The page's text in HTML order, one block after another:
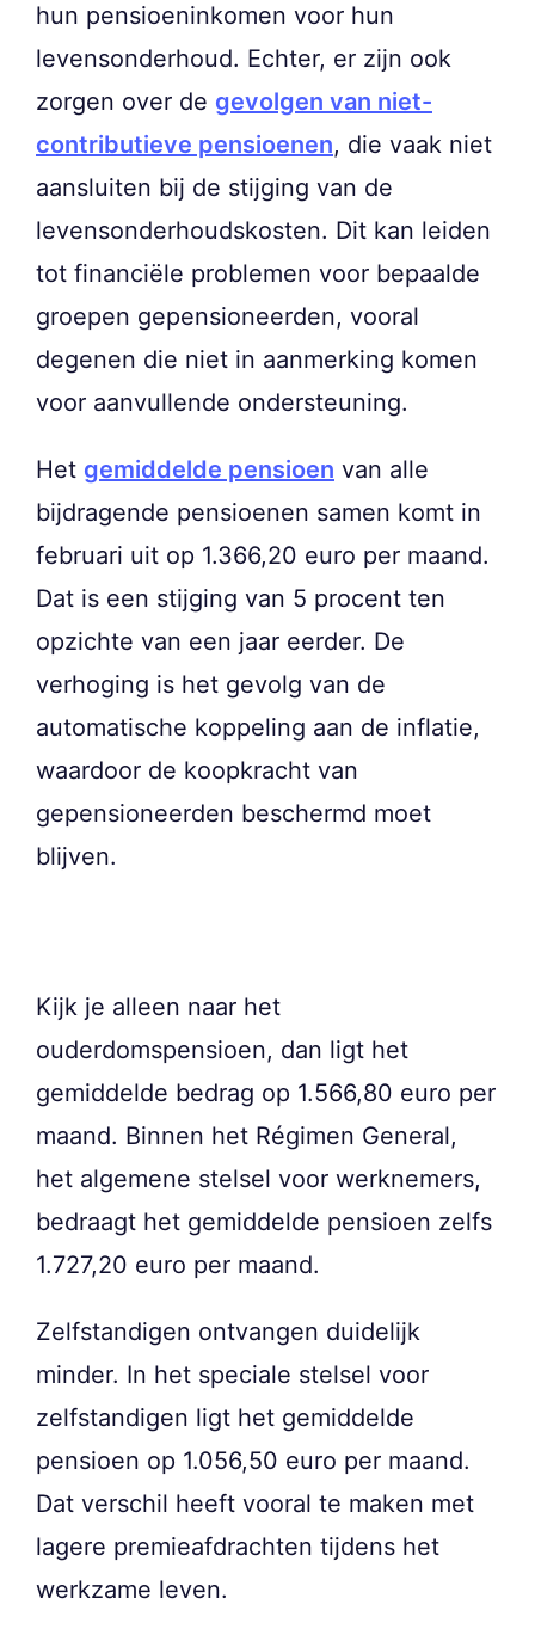
hun pensioeninkomen voor hun
levensonderhoud. Echter, er zijn ook
zorgen over de gevolgen van niet-
contributieve pensioenen, die vaak niet
aansluiten bij de stijging van de
levensonderhoudskosten. Dit kan leiden
tot financiële problemen voor bepaalde
groepen gepensioneerden, vooral
degenen die niet in aanmerking komen
voor aanvullende ondersteuning.
Het gemiddelde pensioen van alle
bijdragende pensioenen samen komt in
februari uit op 1.366,20 euro per maand.
Dat is een stijging van 5 procent ten
opzichte van een jaar eerder. De
verhoging is het gevolg van de
automatische koppeling aan de inflatie,
waardoor de koopkracht van
gepensioneerden beschermd moet
blijven.
Kijk je alleen naar het
ouderdomspensioen, dan ligt het
gemiddelde bedrag op 1.566,80 euro per
maand. Binnen het Régimen General,
het algemene stelsel voor werknemers,
bedraagt het gemiddelde pensioen zelfs
1.727,20 euro per maand.
Zelfstandigen ontvangen duidelijk
minder. In het speciale stelsel voor
zelfstandigen ligt het gemiddelde
pensioen op 1.056,50 euro per maand.
Dat verschil heeft vooral te maken met
lagere premieafdrachten tijdens het
werkzame leven.